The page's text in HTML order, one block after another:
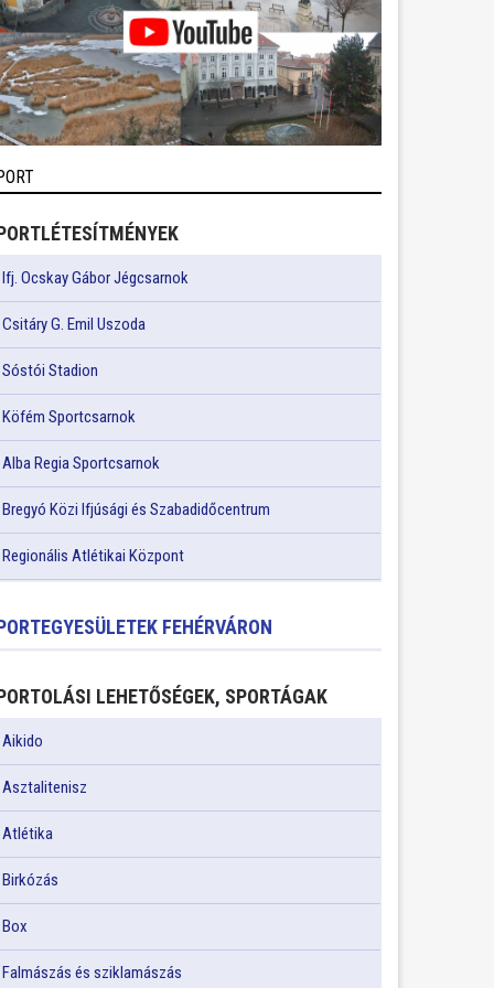
Ifj. Ocskay Gábor Jégcsarnok
Csitáry G. Emil Uszoda
Sóstói Stadion
Köfém Sportcsarnok
Alba Regia Sportcsarnok
Bregyó Közi Ifjúsági és Szabadidőcentrum
Regionális Atlétikai Központ
FEHÉRVÁRON
LEHETŐSÉGEK, SPORTÁGAK
Aikido
Asztalitenisz
Atlétika
Birkózás
Box
Falmászás és sziklamászás